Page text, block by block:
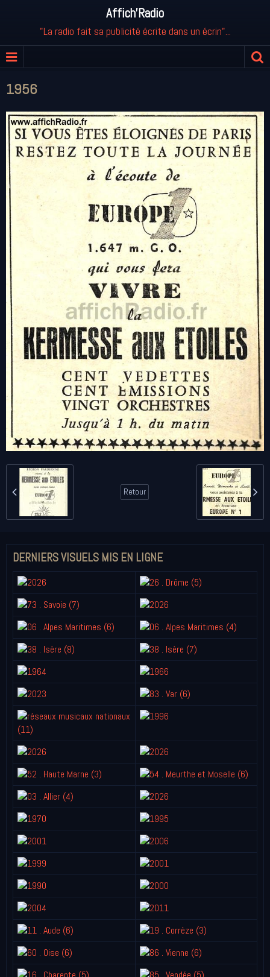
Affich'Radio
"La radio fait sa publicité écrite dans un écrin"...
1956
Retour
DERNIERS VISUELS MIS EN LIGNE